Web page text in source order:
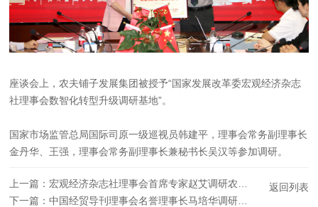
座谈会上，农夫铺子发展集团被授予“国家发展改革委宏观经济杂志
社理事会数智化转型升级调研基地”。
国家市场监管总局国际司原一级巡视员韩建平，理事会常务副理事长
金丹华、王强，理事会常务副理事长兼秘书长吴汉等参加调研。
上一篇： 宏观经济杂志社理事会首席专家赵艾调研农夫铺子集团
下一篇：中国经贸导刊理事会名誉理事长马培华调研安徽新远科技股份有限公司
返回列表